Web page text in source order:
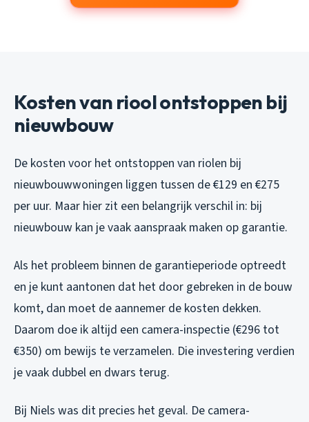
Kosten van riool ontstoppen bij
nieuwbouw
De kosten voor het ontstoppen van riolen bij
nieuwbouwwoningen liggen tussen de €129 en €275
per uur. Maar hier zit een belangrijk verschil in: bij
nieuwbouw kan je vaak aanspraak maken op garantie.
Als het probleem binnen de garantieperiode optreedt
en je kunt aantonen dat het door gebreken in de bouw
komt, dan moet de aannemer de kosten dekken.
Daarom doe ik altijd een camera-inspectie (€296 tot
€350) om bewijs te verzamelen. Die investering verdien
je vaak dubbel en dwars terug.
Bij Niels was dit precies het geval. De camera-